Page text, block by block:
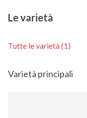
Le varietà
Tutte le varietà (1)
Varietà principali